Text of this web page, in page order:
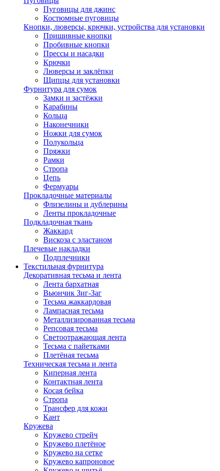
Пуговицы для джинс
Костюмные пуговицы
Кнопки, люверсы, крючки, устройства для установки
Пришивные кнопки
Пробивные кнопки
Прессы и насадки
Крючки
Люверсы и заклёпки
Щипцы для установки
Фурнитура для сумок
Замки и застёжки
Карабины
Кольца
Наконечники
Ножки для сумок
Полукольца
Пряжки
Рамки
Стропа
Цепь
Фермуары
Прокладочные материалы
Флизелины и дублерины
Ленты прокладочные
Подкладочная ткань
Жаккард
Вискоза с эластаном
Плечевые накладки
Подплечники
Текстильная фурнитура
Декоративная тесьма и лента
Лента бархатная
Вьюнчик Зиг-Заг
Тесьма жаккардовая
Лампасная тесьма
Металлизированная тесьма
Репсовая тесьма
Светоотражающая лента
Тесьма с пайетками
Плетёная тесьма
Техническая тесьма и лента
Киперная лента
Контактная лента
Косая бейка
Стропа
Трансфер для кожи
Кант
Кружева
Кружево стрейч
Кружево плетёное
Кружево на сетке
Кружево капроновое